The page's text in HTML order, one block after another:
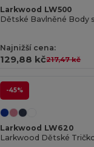
Larkwood LW500
Dětské Bavlněné Body
Najnižší cena:
129,88 kč217,47 kč
-45%
Larkwood LW620
Larkwood Dětské